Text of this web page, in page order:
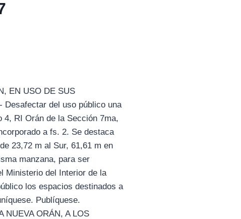
EN USO DE SUS
Desafectar del uso público una
4, RI Orán de la Sección 7ma,
a fs. 2. Se destaca
23,72 m al Sur, 61,61 m en
manzana, para ser
Ministerio del Interior de la
los espacios destinados a
Publíquese.
NUEVA ORÁN, A LOS